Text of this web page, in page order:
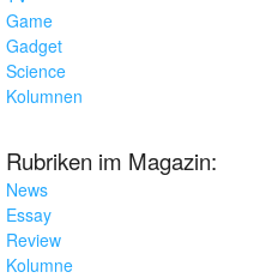
Game
Gadget
Science
Kolumnen
Rubriken im Magazin:
News
Essay
Review
Kolumne